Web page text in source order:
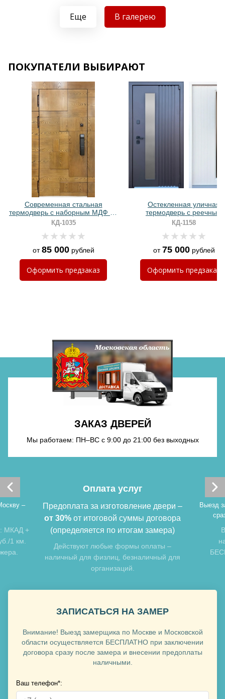
Хочу такую
Хочу такую
Хочу такую
Хочу такую
Хочу такую
Хочу такую
Еще В галерею
ПОКУПАТЕЛИ ВЫБИРАЮТ
Современная стальная
термодверь с наборным МДФ со
шпоном и биометрическим
замком
КД-1035
от85 000рублей
Оформить предзаказ
Остекленная уличная
термодверь с реечным
оформлением и
окрашиванием
КД-1158
от75 000рублей
Оформить предзаказ
ЗАКАЗ ДВЕРЕЙ
Мы работаем: ПН–ВС с 9:00 до 21:00 без выходных
–
МКАД +
1 км.
Оплата услуг
Предоплата за изготовление двери –
от 30% от итоговой суммы договора
(определяется по итогам замера)
Действуют любые формы оплаты –
наличный для физлиц, безналичный для
организаций.
Выезд
ЗАПИСАТЬСЯ НА ЗАМЕР
Внимание! Выезд замерщика по Москве и Московской
области осуществляется БЕСПЛАТНО при заключении
договора сразу после замера и внесении предоплаты
наличными.
Ваш телефон*: